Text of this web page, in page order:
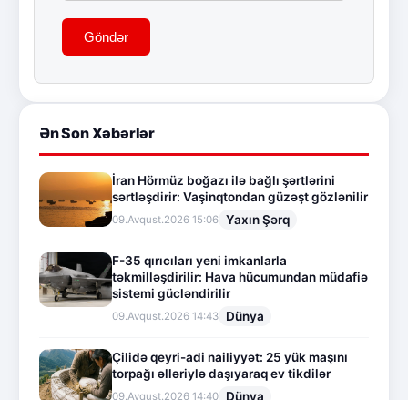
Göndər
Ən Son Xəbərlər
İran Hörmüz boğazı ilə bağlı şərtlərini
sərtləşdirir: Vaşinqtondan güzəşt gözlənilir
09.Avqust.2026 15:06 Yaxın Şərq
F-35 qırıcıları yeni imkanlarla
təkmilləşdirilir: Hava hücumundan müdafiə
sistemi gücləndirilir
09.Avqust.2026 14:43 Dünya
Çilidə qeyri-adi nailiyyət: 25 yük maşını
torpağı əlləriylə daşıyaraq ev tikdilər
09.Avqust.2026 14:40 Dünya